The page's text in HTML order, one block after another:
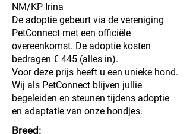
NM/KP Irina
De adoptie gebeurt via de vereniging
PetConnect met een officiële
overeenkomst. De adoptie kosten
bedragen € 445 (alles in).
Voor deze prijs heeft u een unieke hond.
Wij als PetConnect blijven jullie
begeleiden en steunen tijdens adoptie
en adaptatie van onze hondjes.
Breed: